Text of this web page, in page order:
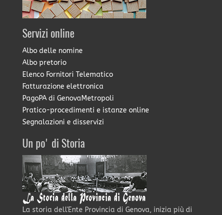
Servizi online
Albo delle nomine
Albo pretorio
Elenco Fornitori Telematico
Fatturazione elettronica
PagoPA di GenovaMetropoli
Pratico-procedimenti e istanze online
Segnalazioni e disservizi
Un po' di Storia
La storia dell'Ente Provincia di Genova, inizia più di